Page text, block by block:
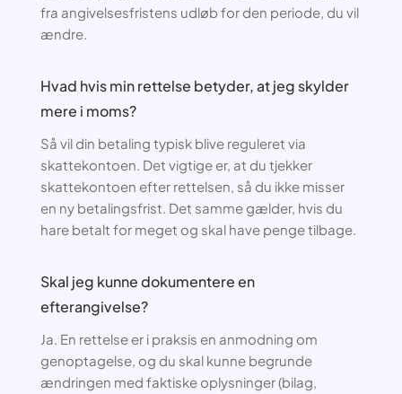
fra angivelsesfristens udløb for den periode, du vil
ændre.
Hvad hvis min rettelse betyder, at jeg skylder
mere i moms?
Så vil din betaling typisk blive reguleret via
skattekontoen. Det vigtige er, at du tjekker
skattekontoen efter rettelsen, så du ikke misser
en ny betalingsfrist. Det samme gælder, hvis du
hare betalt for meget og skal have penge tilbage.
Skal jeg kunne dokumentere en
efterangivelse?
Ja. En rettelse er i praksis en anmodning om
genoptagelse, og du skal kunne begrunde
ændringen med faktiske oplysninger (bilag,